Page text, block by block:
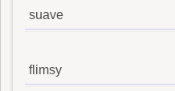
suave
flimsy